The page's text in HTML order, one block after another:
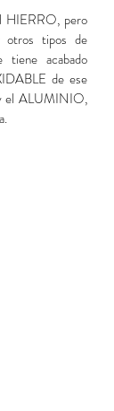
HIERRO, pero
otros tipos de
acabado
de ese
el ALUMINIO,